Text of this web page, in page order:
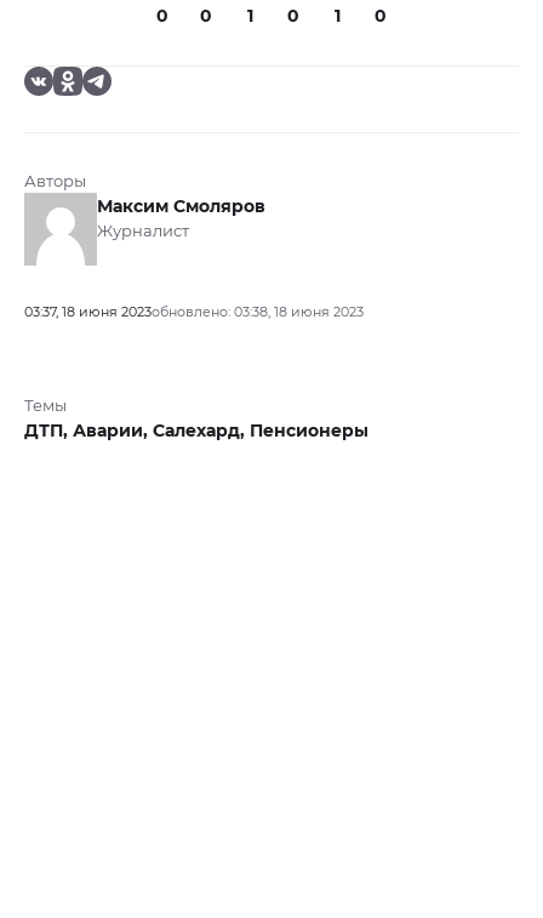
0 0 1 0 1 0
Авторы
Максим Смоляров
Журналист
03:37, 18 июня 2023обновлено: 03:38, 18 июня 2023
Темы
ДТП, Аварии, Салехард, Пенсионеры